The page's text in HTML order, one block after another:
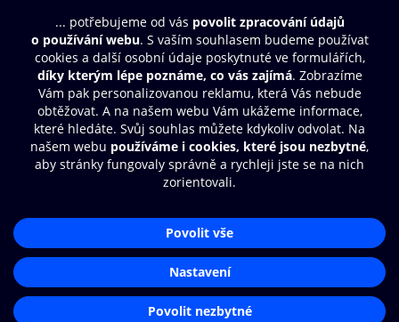
Obsah ke stažení
Moje O2 Knihovna
Další zábava
© O2 Czech Republic a.s.
Přístupnost
Zásady zpracování osobních údajů
Nastavení cookies
Aplikace O2 Knihovna
Čti a poslouchej své e-knihy a
audioknihy rychleji a pohodlněji.